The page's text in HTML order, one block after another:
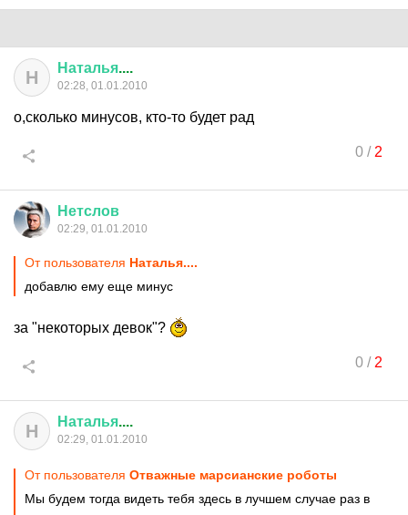
Н Наталья....
02:28, 01.01.2010
о,сколько минусов, кто-то будет рад
0/ 2
Нетслов
02:29, 01.01.2010
От пользователя Наталья....
добавлю ему еще минус
за "некоторых девок"?
0/ 2
Н Наталья....
02:29, 01.01.2010
От пользователя Отважные марсианские роботы
Мы будем тогда видеть тебя здесь в лучшем случае раз в